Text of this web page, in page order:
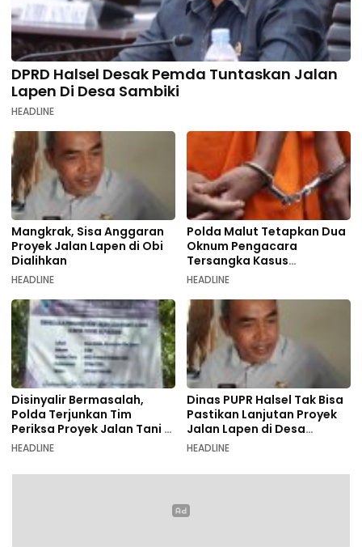
DPRD Halsel Desak Pemda Tuntaskan Jalan
Lapen Di Desa Sambiki
HEADLINE
Mangkrak, Sisa Anggaran
Proyek Jalan Lapen di Obi
Dialihkan
HEADLINE
Polda Malut Tetapkan Dua
Oknum Pengacara
Tersangka Kasus
Pemalsuan Dokumen
HEADLINE
Disinyalir Bermasalah,
Polda Terjunkan Tim
Periksa Proyek Jalan Tani di
Galala
HEADLINE
Dinas PUPR Halsel Tak Bisa
Pastikan Lanjutan Proyek
Jalan Lapen di Desa
Sambiki
HEADLINE